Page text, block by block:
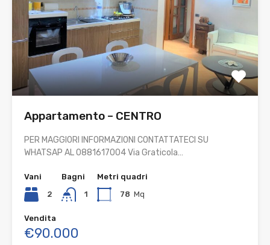
Appartamento – CENTRO
PER MAGGIORI INFORMAZIONI CONTATTATECI SU
WHATSAP AL 0881617004 Via Graticola…
Vani
2
Bagni
1
Metri quadri
78 Mq
Vendita
€90.000